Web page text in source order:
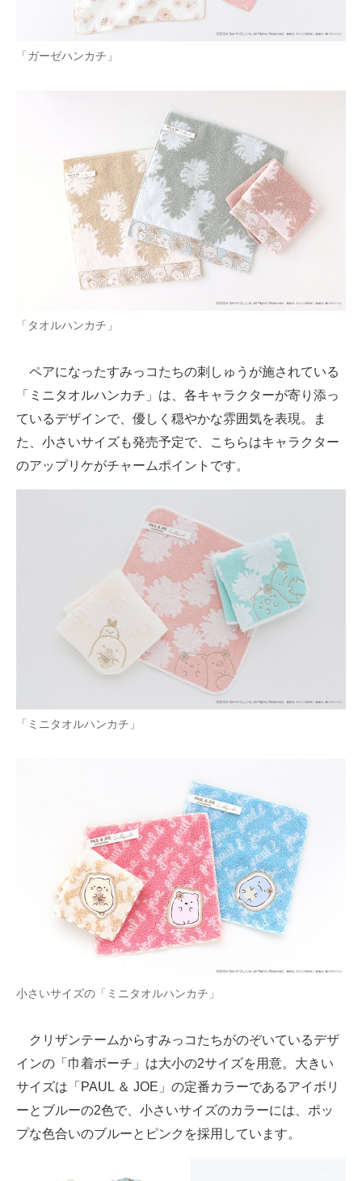
「ガーゼハンカチ」
「タオルハンカチ」
ペアになったすみっコたちの刺しゅうが施されている
「ミニタオルハンカチ」は、各キャラクターが寄り添っ
ているデザインで、優しく穏やかな雰囲気を表現。ま
た、小さいサイズも発売予定で、こちらはキャラクター
のアップリケがチャームポイントです。
「ミニタオルハンカチ」
小さいサイズの「ミニタオルハンカチ」
クリザンテームからすみっコたちがのぞいているデザ
インの「巾着ポーチ」は大小の2サイズを用意。大きい
サイズは「PAUL ＆ JOE」の定番カラーであるアイボリ
ーとブルーの2色で、小さいサイズのカラーには、ポッ
プな色合いのブルーとピンクを採用しています。